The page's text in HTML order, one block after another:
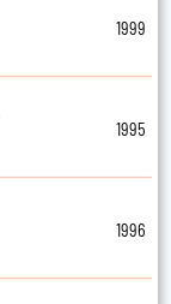
1999
1995
1996